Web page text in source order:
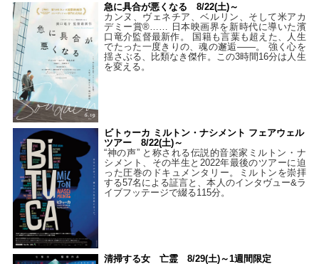
急に具合が悪くなる 8/22(土)～
カンヌ、ヴェネチア、ベルリン、そして米アカ
デミー賞®…… 日本映画界を新時代に導いた濱
口竜介監督最新作。 国籍も言葉も超えた、人生
でたった一度きりの、魂の邂逅――。 強く心を
揺さぶる、比類なき傑作。この3時間16分は人生
を変える。
ビトゥーカ ミルトン・ナシメント フェアウェル
ツアー 8/22(土)～
“神の声” と称される伝説的音楽家ミルトン・ナ
シメント、その半生と2022年最後のツアーに迫
った圧巻のドキュメンタリー。ミルトンを崇拝
する57名による証言と、本人のインタヴュー&ラ
イブフッテージで綴る115分。
清掃する女 亡霊 8/29(土)～1週間限定